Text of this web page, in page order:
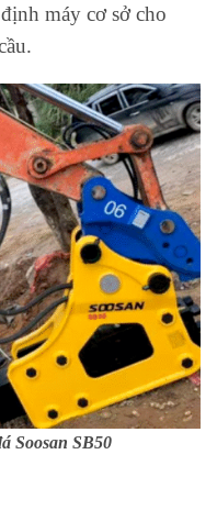
máy cơ sở cho
Soosan SB50